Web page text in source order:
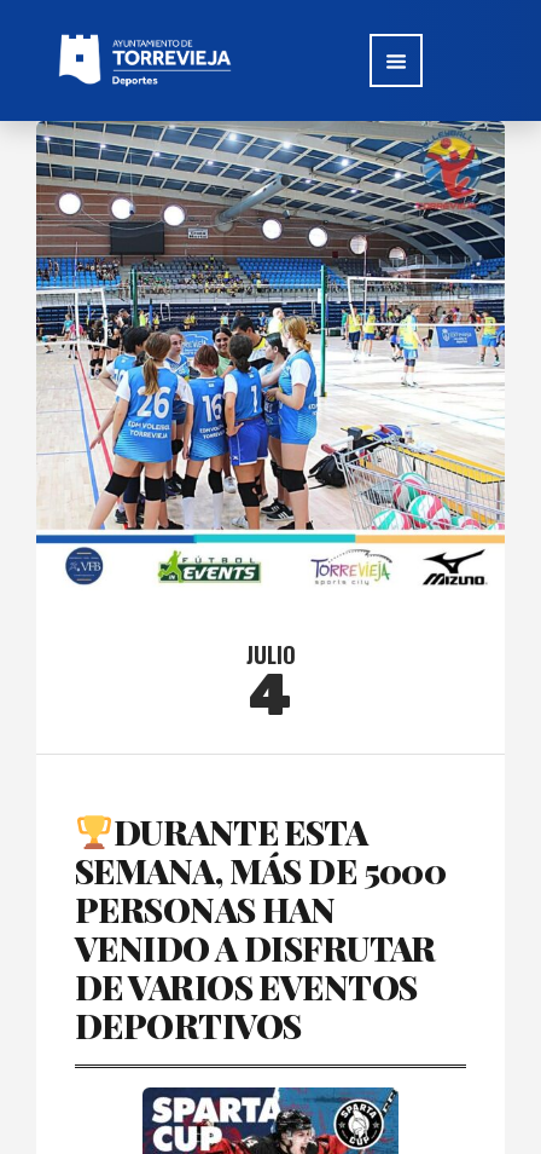
JULIO
4
DURANTE ESTA
SEMANA, MÁS DE 5000
PERSONAS HAN
VENIDO A DISFRUTAR
DE VARIOS EVENTOS
DEPORTIVOS